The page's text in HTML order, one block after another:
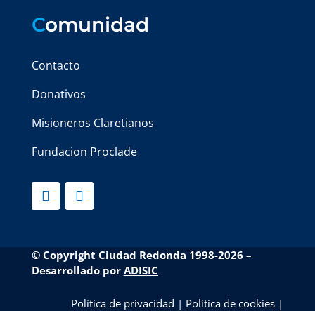
Comunidad
Contacto
Donativos
Misioneros Claretianos
Fundacion Proclade
© Copyright Ciudad Redonda 1998-2026 –
Desarrollado por ADISIC
Política de privacidad | Política de cookies |